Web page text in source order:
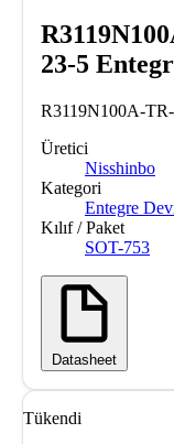
23-5
R3119N100A-
Üretici
Nisshinbo
Kategori
Entegre
Kılıf / Paket
SOT-753
Datasheet
Tükendi